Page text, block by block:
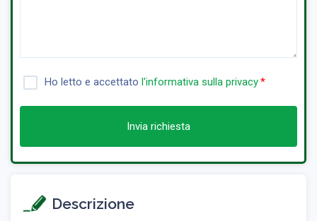
Ho letto e accettato l'informativa sulla privacy
Invia richiesta
Descrizione